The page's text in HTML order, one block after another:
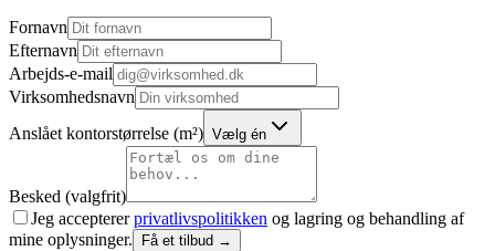
Fornavn
Efternavn
Arbejds-e-mail
Virksomhedsnavn
Anslået kontorstørrelse (m²) Vælg én
Besked (valgfrit)
Jeg accepterer privatlivspolitikken og lagring og behandling af
mine oplysninger.
Få et tilbud →